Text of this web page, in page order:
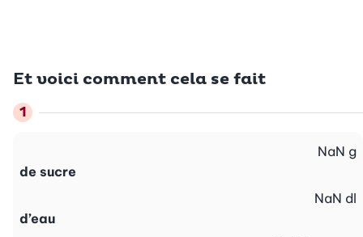
Et voici comment cela se fait
de sucre
NaN g
d’eau
NaN dl